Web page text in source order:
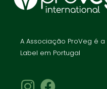
A Associação ProVeg é
Label em Portugal